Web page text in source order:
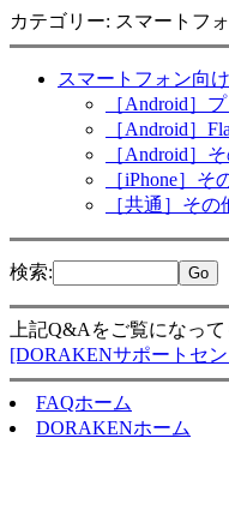
カテゴリー: スマートフ
スマートフォン向け
［Android］
［Android］
［Android］
［iPhone］そ
［共通］その
検索:
上記Q&Aをご覧になっ
[DORAKENサポートセ
FAQホーム
DORAKENホーム